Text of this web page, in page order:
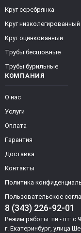
КОМПАНИЯ
О нас
Услуги
Оплата
Гарантия
Доставка
Контакты
Политика
Пользовательское
8 (343) 226-92-01
Режим работы: пн - пт: с
г. Екатеринбург, улица
Круг серебрянка
Круг низколегированный
Круг оцинкованный
Трубы бесшовные
Трубы бурильные